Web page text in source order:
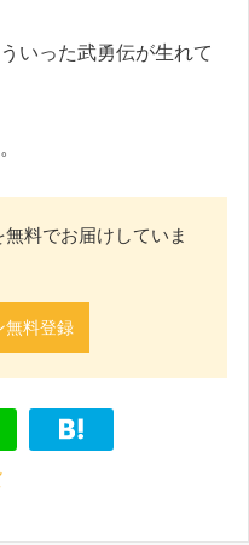
いった武勇伝が生れて
料でお届けしていま
無料登録